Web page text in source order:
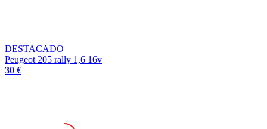
DESTACADO
Peugeot 205 rally 1,6 16v
30 €